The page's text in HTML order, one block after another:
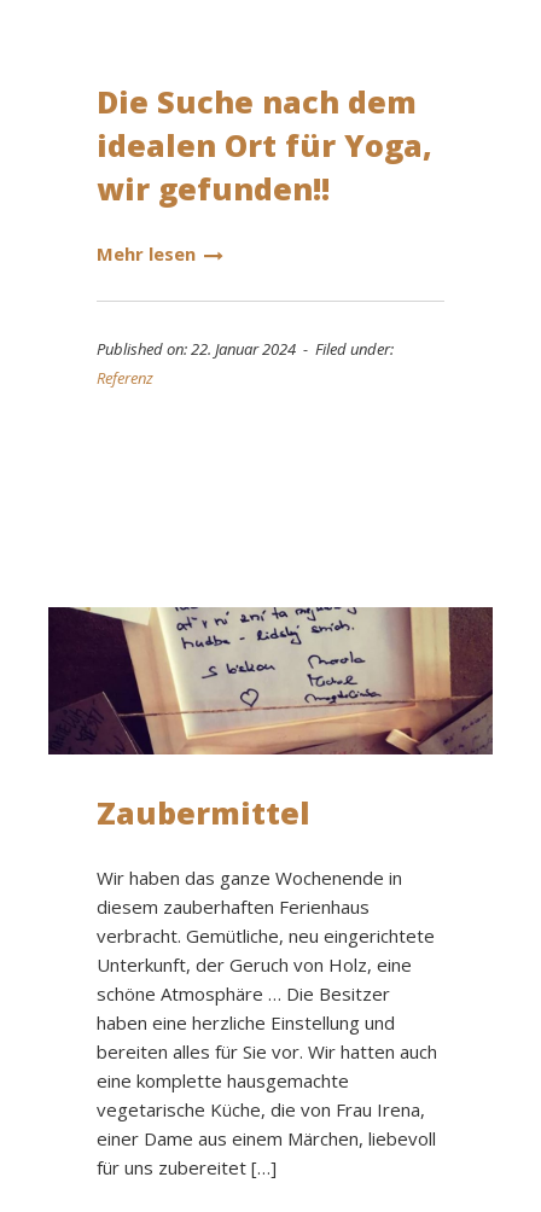
Die Suche nach dem
idealen Ort für Yoga,
wir gefunden!!
Mehr lesen
Published on: 22. Januar 2024 - Filed under:
Referenz
Zaubermittel
Wir haben das ganze Wochenende in
diesem zauberhaften Ferienhaus
verbracht. Gemütliche, neu eingerichtete
Unterkunft, der Geruch von Holz, eine
schöne Atmosphäre … Die Besitzer
haben eine herzliche Einstellung und
bereiten alles für Sie vor. Wir hatten auch
eine komplette hausgemachte
vegetarische Küche, die von Frau Irena,
einer Dame aus einem Märchen, liebevoll
für uns zubereitet […]